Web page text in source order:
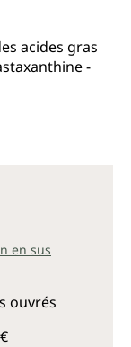
acides gras
-
en sus
ouvrés